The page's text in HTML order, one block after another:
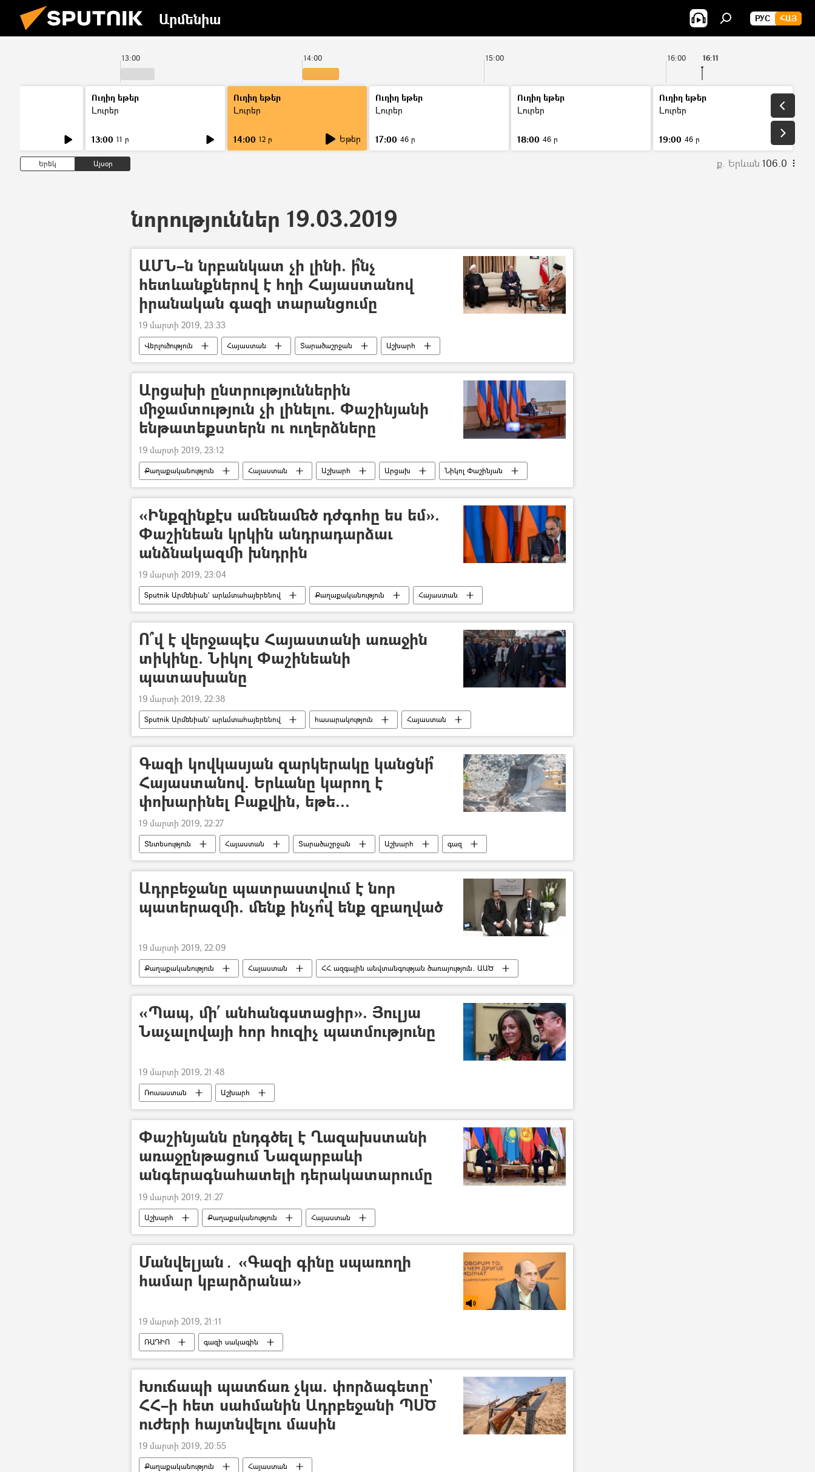
Արմենիա РУС ՀԱՅ
13:00 14:00 15:00 16:00 16:11
Ուղիղ եթեր
Լուրեր
13:00 11 ր
Ուղիղ եթեր
Լուրեր
14:00 12 ր Եթեր
Ուղիղ եթեր
Լուրեր
17:00 46 ր
Ուղիղ եթեր
Լուրեր
18:00 46 ր
Ուղիղ եթեր
Լուրեր
19:00 46 ր
Երեկ Այսօր ք. Երևան 106.0
նորություններ 19.03.2019
ԱՄՆ–ն նրբանկատ չի լինի. ի՞նչ
հետևանքներով է հղի Հայաստանով
իրանական գազի տարանցումը
19 մարտի 2019, 23:33
Վերլուծություն Հայաստան Տարածաշրջան
Աշխարհ
Ամերիկայի Միացյալ Նահանգներ
Իրանի Իսլամական Հանրապետություն Ադրբեջան
Արցախի ընտրություններին
միջամտություն չի լինելու. Փաշինյանի
ենթատեքստերն ու ուղերձները
19 մարտի 2019, 23:12
Քաղաքականություն Հայաստան Աշխարհ Արցախ Նիկոլ Փաշինյան
«Ինքզինքէս ամենամեծ դժգոհը ես եմ».
Փաշինեան կրկին անդրադարձաւ
անձնակազմի խնդրին
19 մարտի 2019, 23:04
Sputnik Արմենիան` արևմտահայերենով Քաղաքականություն
Հայաստան
Նիկոլ Փաշինյան
Ո՞վ է վերջապէս Հայաստանի առաջին
տիկինը. Նիկոլ Փաշինեանի
պատասխանը
19 մարտի 2019, 22:38
Sputnik Արմենիան` արևմտահայերենով հասարակություն
Հայաստան
Նիկոլ Փաշինյան
Գազի կովկասյան զարկերակը կանցնի՞
Հայաստանով. Երևանը կարող է
փոխարինել Բաքվին, եթե...
19 մարտի 2019, 22:27
Տնտեսություն Հայաստան Տարածաշրջան Աշխարհ
գազ
Իրանի Իսլամական Հանրապետություն
Ադրբեջան
Վրաստանի Հանրապետություն
Նիկոլ Փաշինյան
Ադրբեջանը պատրաստվում է նոր
պատերազմի. մենք ինչո՞վ ենք զբաղված
19 մարտի 2019, 22:09
Քաղաքականություն Հայաստան
ՀՀ ազգային անվտանգության ծառայություն. ԱԱԾ
ՀՀ Արտաքին գործերի նախարարություն. ԱԳՆ
«Պապ, մի՛ անհանգստացիր». Յուլյա
Նաչալովայի հոր հուզիչ պատմությունը
19 մարտի 2019, 21:48
Ռուսաստան Աշխարհ
Փաշինյանն ընդգծել է Ղազախստանի
առաջընթացում Նազարբաևի
անգերագնահատելի դերակատարումը
19 մարտի 2019, 21:27
Աշխարհ Քաղաքականություն Հայաստան
Մանվելյան․ «Գազի գինը սպառողի
համար կբարձրանա»
19 մարտի 2019, 21:11
ՌԱԴԻՈ գազի սակագին
Խուճապի պատճառ չկա. փորձագետը`
ՀՀ–ի հետ սահմանին Ադրբեջանի ՊՍԾ
ուժերի հայտնվելու մասին
19 մարտի 2019, 20:55
Քաղաքականություն Հայաստան